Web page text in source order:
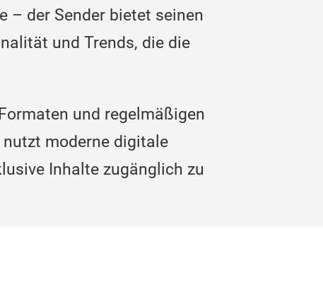
– der Sender bietet seinen
und Trends, die die
und regelmäßigen
moderne digitale
Inhalte zugänglich zu